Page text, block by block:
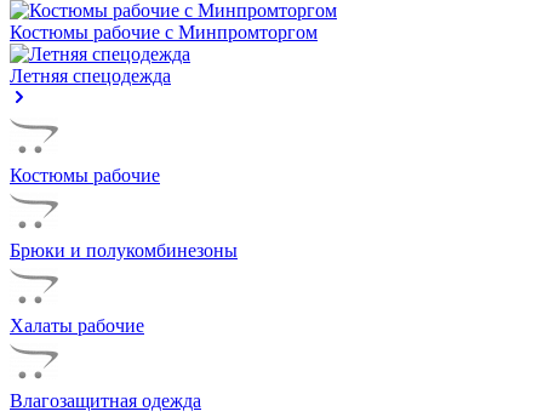
Костюмы рабочие с Минпромторгом
Летняя спецодежда
Костюмы рабочие
Брюки и полукомбинезоны
Халаты рабочие
Влагозащитная одежда